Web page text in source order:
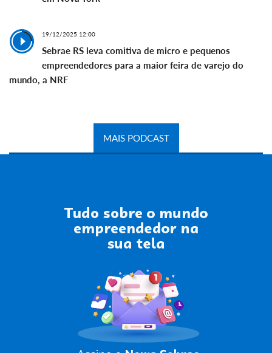
19/12/2025 12:00
Sebrae RS leva comitiva de micro e pequenos
empreendedores para a maior feira de varejo do
mundo, a NRF
MAIS PODCAST